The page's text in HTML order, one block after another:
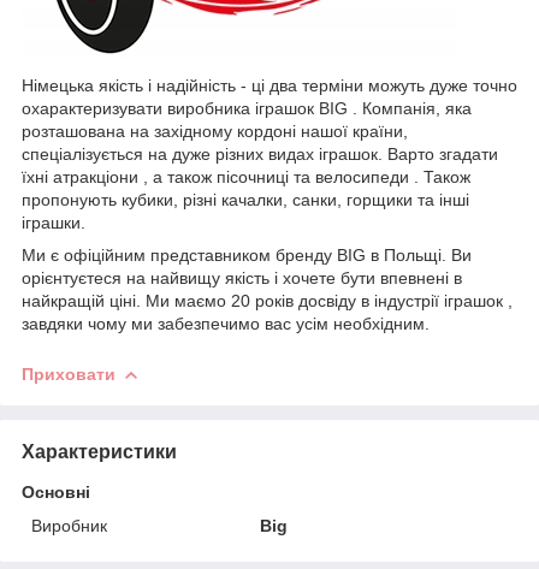
Німецька якість і надійність - ці два терміни можуть дуже точно
охарактеризувати виробника іграшок BIG . Компанія, яка
розташована на західному кордоні нашої країни,
спеціалізується на дуже різних видах іграшок. Варто згадати
їхні атракціони , а також пісочниці та велосипеди . Також
пропонують кубики, різні качалки, санки, горщики та інші
іграшки.
Ми є офіційним представником бренду BIG в Польщі. Ви
орієнтуєтеся на найвищу якість і хочете бути впевнені в
найкращій ціні. Ми маємо 20 років досвіду в індустрії іграшок ,
завдяки чому ми забезпечимо вас усім необхідним.
Приховати
Характеристики
Основні
Виробник
Big